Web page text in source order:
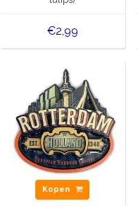
€2,99
Kopen